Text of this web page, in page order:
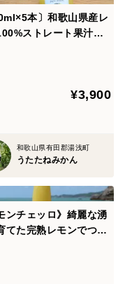
本〕和歌山県産レ
ストレート果汁◆
¥3,900
和歌山県有田郡湯浅町
うたたねみかん
ンチェッロ》綺麗な湧
てた完熟レモンでつく